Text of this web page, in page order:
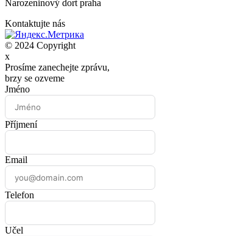
Narozeninový dort praha
Kontaktujte nás
© 2024 Copyright
x
Prosíme zanechejte zprávu,
brzy se ozveme
Jméno
Příjmení
Email
Telefon
Učel